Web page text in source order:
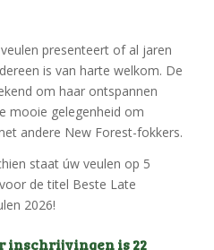
presenteert of al jaren
is van harte welkom. De
om haar ontspannen
mooie gelegenheid om
andere New Forest-fokkers.
staat úw veulen op 5
de titel Beste Late
2026!
inschrijvingen is 22